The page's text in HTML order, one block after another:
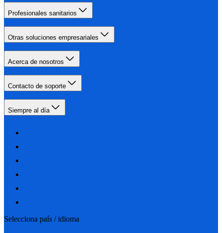
Profesionales sanitarios
Otras soluciones empresariales
Acerca de nosotros
Contacto de soporte
Siempre al día
Selecciona país / idioma